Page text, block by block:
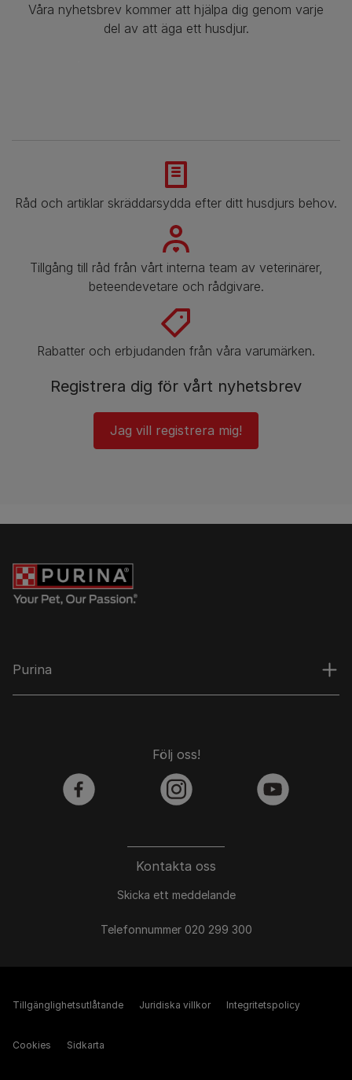
Våra nyhetsbrev kommer att hjälpa dig genom varje
del av att äga ett husdjur.
Råd och artiklar skräddarsydda efter ditt husdjurs behov.
Tillgång till råd från vårt interna team av veterinärer,
beteendevetare och rådgivare.
Rabatter och erbjudanden från våra varumärken.
Registrera dig för vårt nyhetsbrev
Jag vill registrera mig!
Purina
Kontakta oss
Skicka ett meddelande
Telefonnummer 020 299 300
Följ oss!
facebook instagram youtube
Tillgänglighetsutlåtande Juridiska villkor Integritetspolicy
Cookies Sidkarta